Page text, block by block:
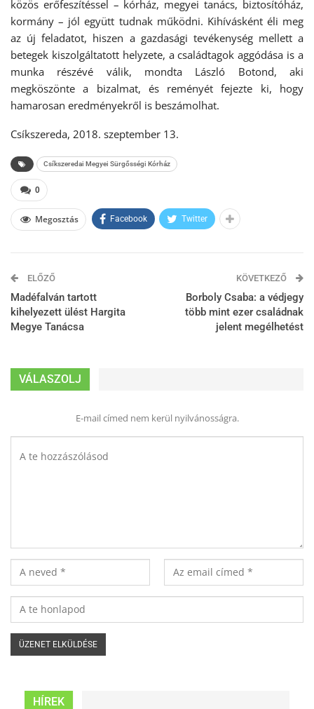
közös erőfeszítéssel – kórház, megyei tanács, biztosítóház,
kormány – jól együtt tudnak működni. Kihívásként éli meg
az új feladatot, hiszen a gazdasági tevékenység mellett a
betegek kiszolgáltatott helyzete, a családtagok aggódása is a
munka részévé válik, mondta László Botond, aki
megköszönte a bizalmat, és reményét fejezte ki, hogy
hamarosan eredményekről is beszámolhat.
Csíkszereda, 2018. szeptember 13.
Csíkszeredai Megyei Sürgősségi Kórház
0
Megosztás Facebook Twitter
ELŐZŐ
Madéfalván tartott
kihelyezett ülést Hargita
Megye Tanácsa
KÖVETKEZŐ
Borboly Csaba: a védjegy
több mint ezer családnak
jelent megélhetést
VÁLASZOLJ
E-mail címed nem kerül nyilvánosságra.
HÍREK